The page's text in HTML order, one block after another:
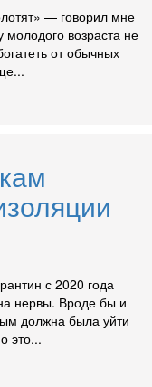
— говорил мне
возраста не
от обычных
с 2020 года
нервы. Вроде бы и
должна была уйти
это...